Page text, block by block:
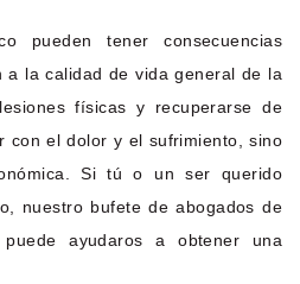
pueden tener consecuencias
a la calidad de vida general de la
físicas y recuperarse de
con el dolor y el sufrimiento, sino
Si tú o un ser querido
nuestro bufete de abogados de
puede ayudaros a obtener una